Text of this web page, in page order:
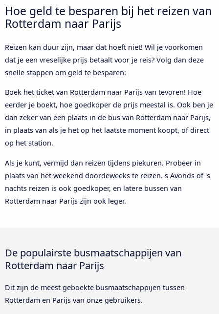
Hoe geld te besparen bij het reizen van
Rotterdam naar Parijs
Reizen kan duur zijn, maar dat hoeft niet! Wil je voorkomen
dat je een vreselijke prijs betaalt voor je reis? Volg dan deze
snelle stappen om geld te besparen:
Boek het ticket van Rotterdam naar Parijs van tevoren! Hoe
eerder je boekt, hoe goedkoper de prijs meestal is. Ook ben je
dan zeker van een plaats in de bus van Rotterdam naar Parijs,
in plaats van als je het op het laatste moment koopt, of direct
op het station.
Als je kunt, vermijd dan reizen tijdens piekuren. Probeer in
plaats van het weekend doordeweeks te reizen. s Avonds of 's
nachts reizen is ook goedkoper, en latere bussen van
Rotterdam naar Parijs zijn ook leger.
De populairste busmaatschappijen van
Rotterdam naar Parijs
Dit zijn de meest geboekte busmaatschappijen tussen
Rotterdam en Parijs van onze gebruikers.